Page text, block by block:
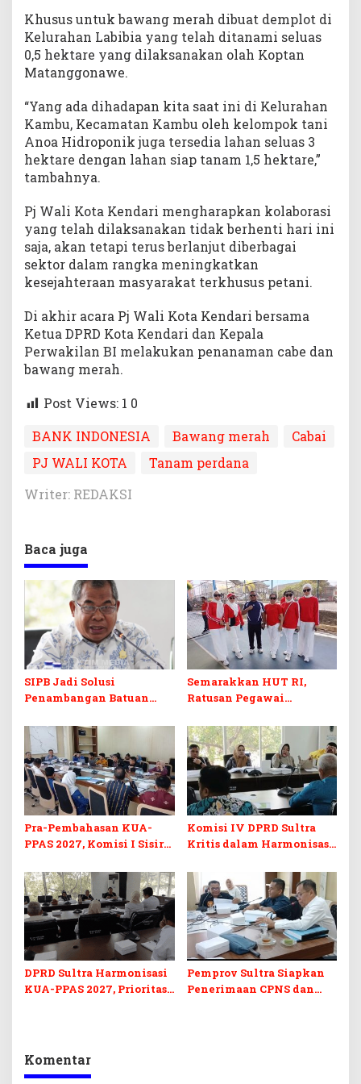
Khusus untuk bawang merah dibuat demplot di
Kelurahan Labibia yang telah ditanami seluas
0,5 hektare yang dilaksanakan olah Koptan
Matanggonawe.
“Yang ada dihadapan kita saat ini di Kelurahan
Kambu, Kecamatan Kambu oleh kelompok tani
Anoa Hidroponik juga tersedia lahan seluas 3
hektare dengan lahan siap tanam 1,5 hektare,”
tambahnya.
Pj Wali Kota Kendari mengharapkan kolaborasi
yang telah dilaksanakan tidak berhenti hari ini
saja, akan tetapi terus berlanjut diberbagai
sektor dalam rangka meningkatkan
kesejahteraan masyarakat terkhusus petani.
Di akhir acara Pj Wali Kota Kendari bersama
Ketua DPRD Kota Kendari dan Kepala
Perwakilan BI melakukan penanaman cabe dan
bawang merah.
Post Views: 1 0
BANK INDONESIA
Bawang merah
Cabai
PJ WALI KOTA
Tanam perdana
Writer: REDAKSI
Baca juga
SIPB Jadi Solusi
Penambangan Batuan
di Sultra
Semarakkan HUT RI,
Ratusan Pegawai
Ikuti Lomba Bola Gotong
Pra-Pembahasan KUA-
PPAS 2027, Komisi I Sisir
Berkelanjutan
Komisi IV DPRD Sultra
Kritis dalam Harmonisasi
Perubahan APBD 2026
DPRD Sultra Harmonisasi
KUA-PPAS 2027, Prioritas
Pemprov Sultra Siapkan
Penerimaan CPNS dan
Komentar